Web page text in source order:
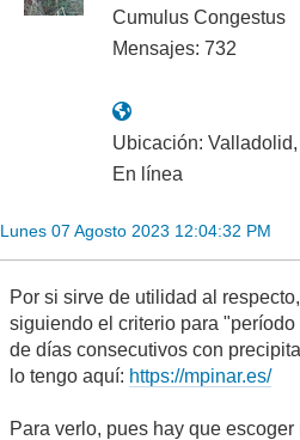
Cumulus Congestus
Mensajes: 732
Ubicación:
En línea
Lunes 07 Agosto 2023 12:04:32 PM
Por si sirve de utilidad al
siguiendo el criterio para
de días consecutivos con
lo tengo aquí: https://mpinar.es/
Para verlo, pues hay que escoger